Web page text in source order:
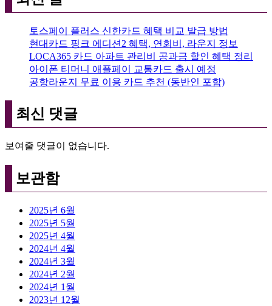
토스페이 플러스 신한카드 혜택 비교 발급 방법
현대카드 핑크 에디션2 혜택, 연회비, 라운지 정보
LOCA365 카드 아파트 관리비 공과금 할인 혜택 정리
아이폰 티머니 애플페이 교통카드 출시 예정
공항라운지 무료 이용 카드 추천 (동반인 포함)
최신 댓글
보여줄 댓글이 없습니다.
보관함
2025년 6월
2025년 5월
2025년 4월
2024년 4월
2024년 3월
2024년 2월
2024년 1월
2023년 12월